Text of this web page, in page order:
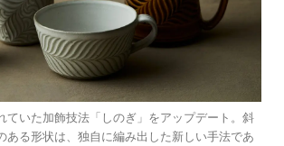
ていた加飾技法「しのぎ」をアップデート。斜
ある形状は、独自に編み出した新しい手法であ